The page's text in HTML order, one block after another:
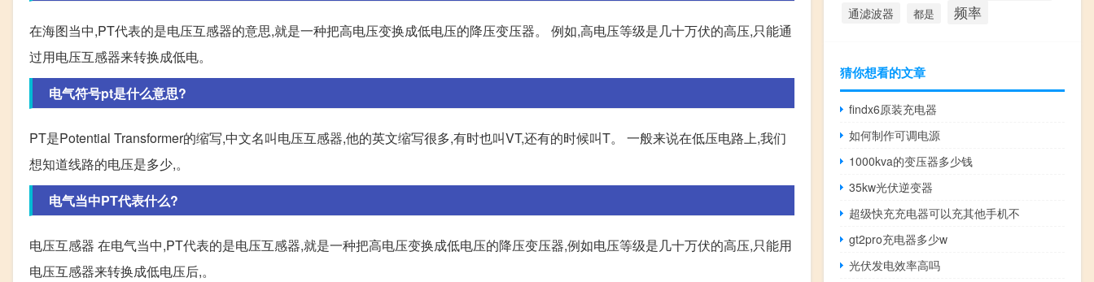
在海图当中,PT代表的是电压互感器的意思,就是一种把高电压变换成低电压的降压变压器。 例如,高电压等级是几十万伏的高压,只能通
过用电压互感器来转换成低电。
电气符号pt是什么意思?
PT是Potential Transformer的缩写,中文名叫电压互感器,他的英文缩写很多,有时也叫VT,还有的时候叫T。 一般来说在低压电路上,我们
想知道线路的电压是多少,。
电气当中PT代表什么?
电压互感器 在电气当中,PT代表的是电压互感器,就是一种把高电压变换成低电压的降压变压器,例如电压等级是几十万伏的高压,只能用
电压互感器来转换成低电压后,。
通滤波器 都是 频率
猜你想看的文章
findx6原装充电器
如何制作可调电源
1000kva的变压器多少钱
35kw光伏逆变器
超级快充充电器可以充其他手机不
gt2pro充电器多少w
光伏发电效率高吗